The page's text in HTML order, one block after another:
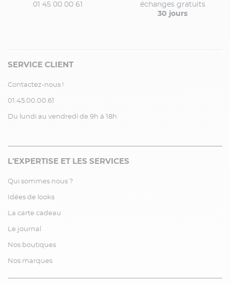
01 45 00 00 61
échanges gratuits
30 jours
SERVICE CLIENT
Contactez-nous !
01.45.00.00.61
Du lundi au vendredi de 9h à 18h
L'EXPERTISE ET LES SERVICES
Qui sommes nous ?
Idées de looks
La carte cadeau
Le journal
Nos boutiques
Nos marques